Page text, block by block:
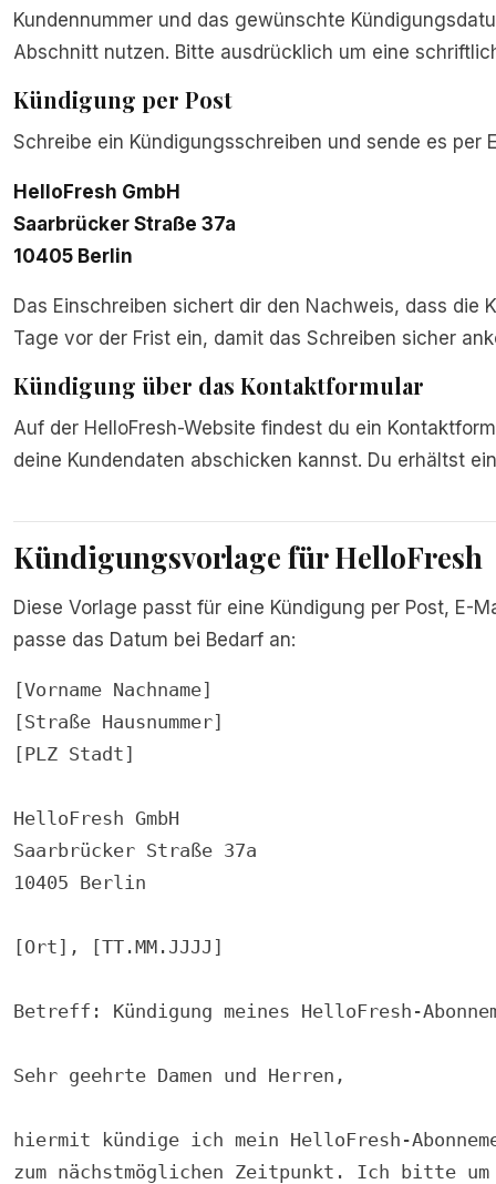
Kundennummer und das gewünschte
Abschnitt nutzen. Bitte ausdrücklich um eine
Kündigung per Post
Schreibe ein Kündigungsschreiben und sende es per
HelloFresh GmbH
Saarbrücker Straße 37a
10405 Berlin
Das Einschreiben sichert dir den Nachweis, dass die
Tage vor der Frist ein, damit das Schreiben sicher
Kündigung über das Kontaktformular
Auf der HelloFresh-Website findest du ein
deine Kundendaten abschicken kannst. Du erhältst
Kündigungsvorlage für HelloFresh
Diese Vorlage passt für eine Kündigung per Post, E-
passe das Datum bei Bedarf an:
[Vorname Nachname]
[Straße Hausnummer]
[PLZ Stadt]
HelloFresh GmbH
Saarbrücker Straße 37a
10405 Berlin
[Ort], [TT.MM.JJJJ]
Betreff: Kündigung meines HelloFresh-
Sehr geehrte Damen und Herren,
hiermit kündige ich mein HelloFresh-
zum nächstmöglichen Zeitpunkt. Ich bitte